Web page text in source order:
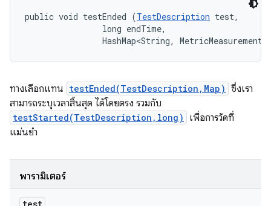
public void testEnded (TestDescription test,
                long endTime,
HashMap<String,
ทางเลือกแทน testEnded(TestDescription,Map) ซึ่งเรา
สามารถระบุเวลาสิ้นสุด ได้โดยตรง รวมกับ
testStarted(TestDescription,long)
เพื่อการวัดที่
แม่นยำ
พารามิเตอร์